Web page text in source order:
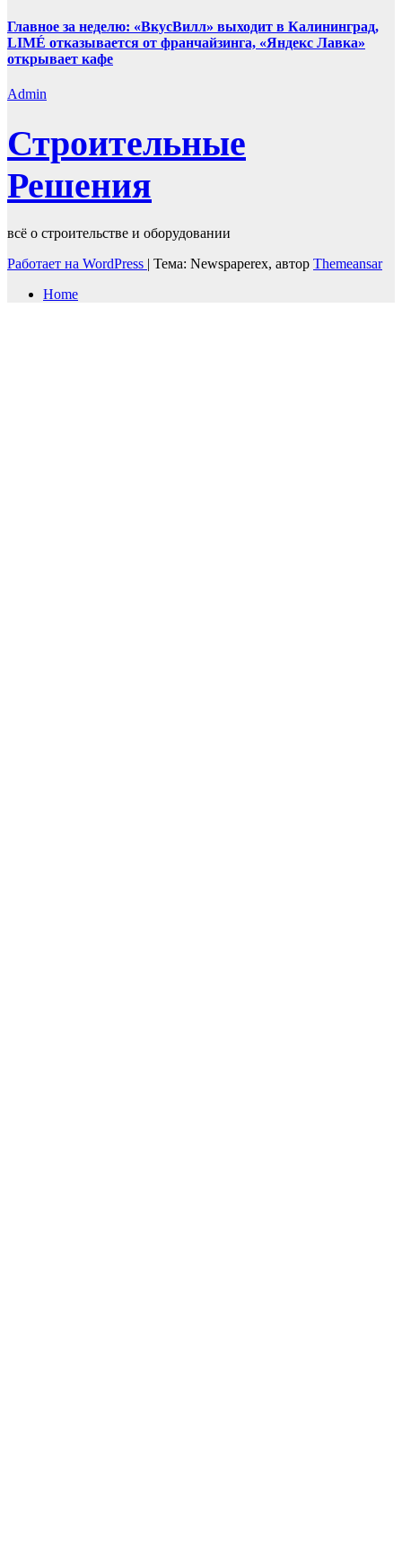
Главное за неделю: «ВкусВилл» выходит в Калининград,
LIMÉ отказывается от франчайзинга, «Яндекс Лавка»
открывает кафе
Admin
Строительные
Решения
всё о строительстве и оборудовании
Работает на WordPress | Тема: Newspaperex, автор Themeansar
Home